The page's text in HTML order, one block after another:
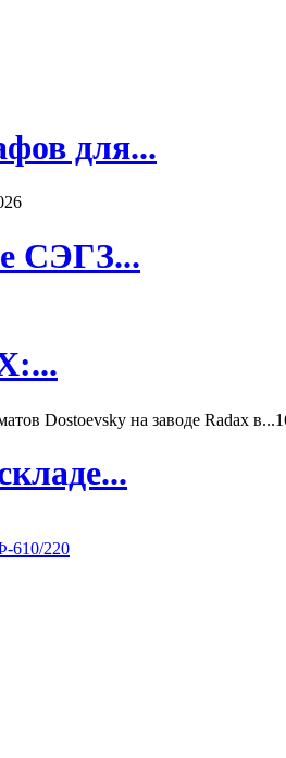
для...
СЭГЗ...
Dostoevsky на заводе Radax в...
610/220